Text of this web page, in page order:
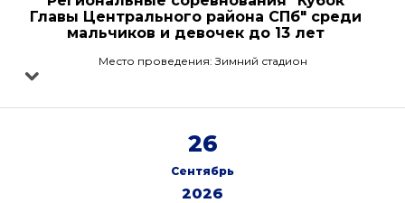
Главы Центрального района СПб" среди
мальчиков и девочек до 13 лет
Место проведения: Зимний стадион
26
Сентябрь
2026